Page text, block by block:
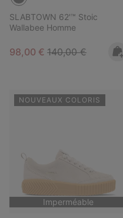
SLABTOWN 62'™ Stoic
Wallabee Homme
Sale price:
98,00 € Regular price:
140,00 €
NOUVEAUX COLORIS
Imperméable